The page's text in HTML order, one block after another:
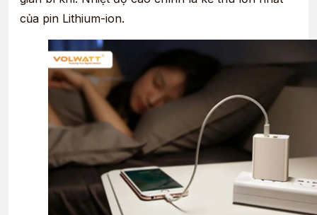
của pin Lithium-ion.